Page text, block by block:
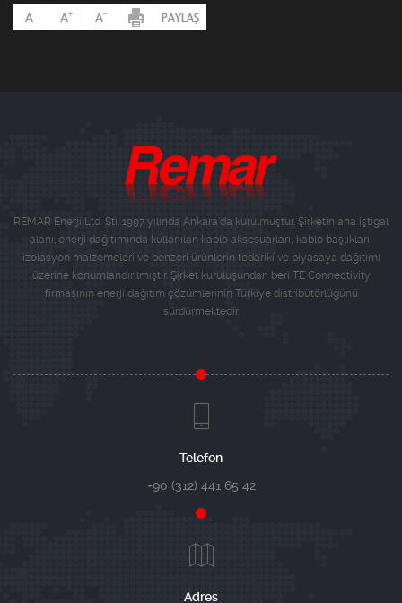
REMAR Enerji Ltd. Sti. 1997 yılında Ankara'da kurulmuştur. Şirketin ana iştigal
alanı; enerji dağıtımında kullanılan kablo aksesuarları, kablo başlıkları,
izolasyon malzemeleri ve benzeri ürünlerin tedariki ve piyasaya dağıtımı
üzerine konumlandırılmıştır. Şirket kuruluşundan beri TE Connectivity
firmasının enerji dağıtım çözümlerinin Türkiye distribütörlüğünü
sürdürmektedir.
Telefon
+90 (312) 441 65 42
Adres